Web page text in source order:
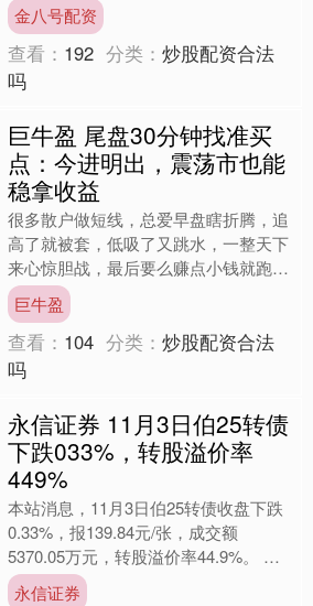
前十大重仓股新增广....
金八号配资
查看： 192 分类：炒股配资合法
吗
巨牛盈 尾盘30分钟找准买
点：今进明出，震荡市也能
稳拿收益
很多散户做短线，总爱早盘瞎折腾，追
高了就被套，低吸了又跳水，一整天下
来心惊胆战，最后要么赚点小钱就跑，
要么亏得不甘心割肉。其实短线交易的
精髓不在早盘，而在尾盘那....
巨牛盈
查看： 104 分类：炒股配资合法
吗
永信证券 11月3日伯25转债
下跌033%，转股溢价率
449%
本站消息，11月3日伯25转债收盘下跌
0.33%，报139.84元/张，成交额
5370.05万元，转股溢价率44.9%。 资
料显示，伯25转债信用级别为“AA”....
永信证券